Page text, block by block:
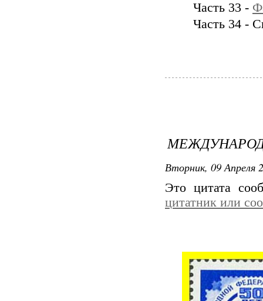
Часть 33 -
Часть 34 -
Вторник, 09 Апреля
Это цитата
цитатник или